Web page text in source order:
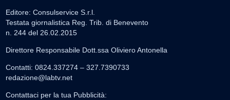
Editore: Consulservice S.r.l.
Testata giornalistica Reg. Trib. di Benevento
n. 244 del 26.02.2015
Direttore Responsabile Dott.ssa Oliviero Antonella
Contatti: 0824.337274 – 327.7390733
redazione@labtv.net
Contattaci per la tua Pubblicità: